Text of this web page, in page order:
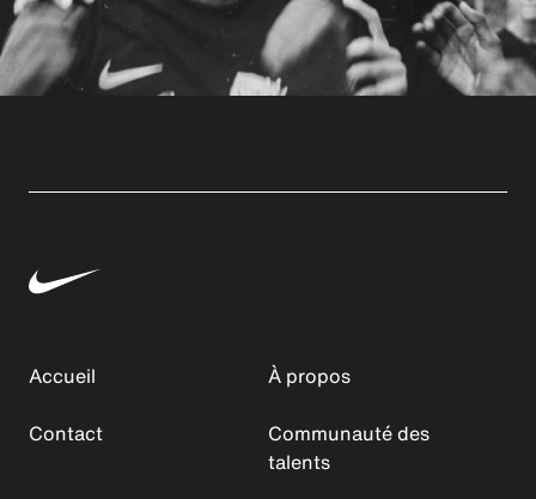
Accueil
À propos
Contact
Communauté des
talents